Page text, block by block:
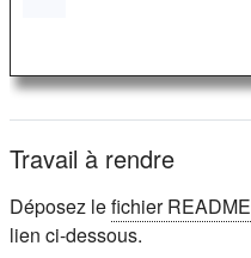
Travail à rendre
Déposez lefichier README
lien ci-dessous.